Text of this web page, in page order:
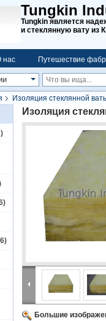
Tungkin
Tungkin является
и стеклянную вату из
нас Путешествие
Изоляция стеклянной
Изоляция
Большие